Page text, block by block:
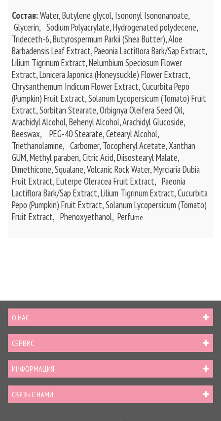
Состав:Water, Butylene glycol, Isononyl Isononanoate,
Glycerin, Sodium Polyacrylate, Hydrogenated polydecene,
Trideceth-6, Butyrospermum Parkii (Shea Butter), Aloe
Barbadensis Leaf Extract, Paeonia Lactiflora Bark/Sap Extract,
Lilium Tigrinum Extract, Nelumbium Speciosum Flower
Extract, Lonicera Japonica (Honeysuckle) Flower Extract,
Chrysanthemum Indicum Flower Extract, Cucurbita Pepo
(Pumpkin) Fruit Extract, Solanum Lycopersicum (Tomato) Fruit
Extract, Sorbitan Stearate, Orbignya Oleifera Seed Oil,
Arachidyl Alcohol, Behenyl Alcohol, Arachidyl Glucoside,
Beeswax, PEG-40 Stearate, Cetearyl Alcohol,
Triethanolamine, Carbomer, Tocopheryl Acetate, Xanthan
GUM, Methyl paraben, Citric Acid, Diisostearyl Malate,
Dimethicone, Squalane, Volcanic Rock Water, Myrciaria Dubia
Fruit Extract, Euterpe Oleracea Fruit Extract, Paeonia
Lactiflora Bark/Sap Extract, Lilium Tigrinum Extract, Cucurbita
Pepo (Pumpkin) Fruit Extract, Solanum Lycopersicum (Tomato)
Fruit Extract, Phenoxyethanol, Perfume
О НАС
СЕРВИС
ИНФОРМАЦИЯ
СВЯЗЬ С НАМИ